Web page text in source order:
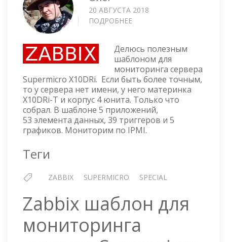
20 АВГУСТА 2018
ПОДРОБНЕЕ
ДЛЯ
МОНИТОРИНГА
СЕРВЕРА
SUPERMICRO
X10DRI
Делюсь полезным
шаблоном для
мониторинга сервера
Supermicro X10DRi. Если быть более точным,
то у сервера нет имени, у него материнка
X10DRi-T и корпус 4 юнита. Только что
собрал. В шаблоне 5 приложений,
53 элемента данных, 39 триггеров и 5
графиков. Мониторим по IPMI.
Теги
ZABBIX SUPERMICRO SPECIAL
Zabbix шаблон для
мониторинга